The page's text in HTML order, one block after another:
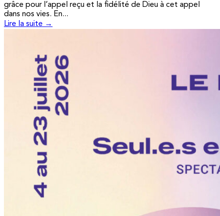
grâce pour l’appel reçu et la fidélité de Dieu à cet appel
dans nos vies. En...
Lire la suite →